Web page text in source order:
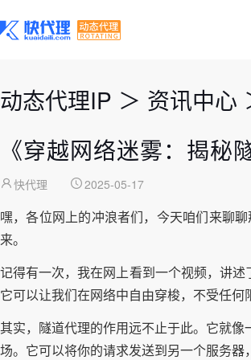
动态代理IP ＞ 资讯中心
《穿越网络迷雾：揭秘
快代理 2025-05-17
嘿，各位网上的冲浪者们，今天咱们来聊
来。
记得有一次，我在网上看到一个视频，讲
它可以让我们在网络中自由穿梭，不受任何
其实，隧道代理的作用远不止于此。它就
场。它可以将你的请求发送到另一个服务